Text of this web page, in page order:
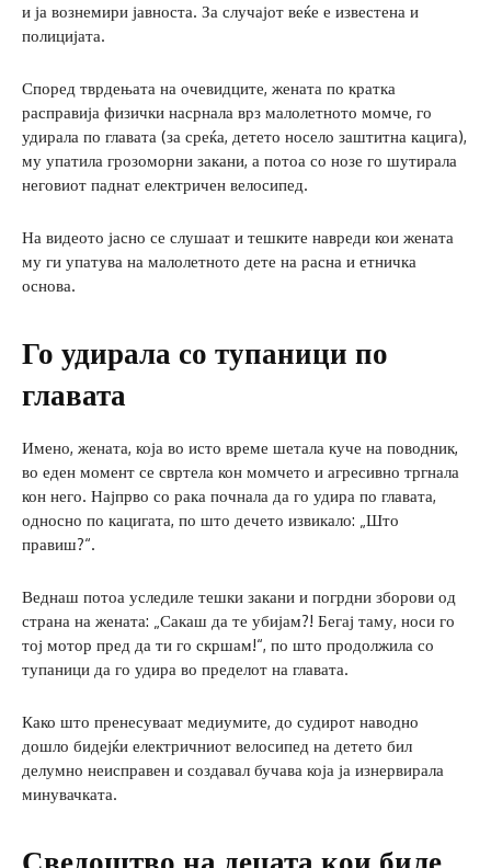
и ја вознемири јавноста. За случајот веќе е известена и
полицијата.
Според тврдењата на очевидците, жената по кратка
расправија физички насрнала врз малолетното момче, го
удирала по главата (за среќа, детето носело заштитна кацига),
му упатила грозоморни закани, а потоа со нозе го шутирала
неговиот паднат електричен велосипед.
На видеото јасно се слушаат и тешките навреди кои жената
му ги упатува на малолетното дете на расна и етничка
основа.
Го удирала со тупаници по
главата
Имено, жената, која во исто време шетала куче на поводник,
во еден момент се свртела кон момчето и агресивно тргнала
кон него. Најпрво со рака почнала да го удира по главата,
односно по кацигата, по што дечето извикало: „Што
правиш?“.
Веднаш потоа уследиле тешки закани и погрдни зборови од
страна на жената: „Сакаш да те убијам?! Бегај таму, носи го
тој мотор пред да ти го скршам!“, по што продолжила со
тупаници да го удира во пределот на главата.
Како што пренесуваат медиумите, до судирот наводно
дошло бидејќи електричниот велосипед на детето бил
делумно неисправен и создавал бучава која ја изнервирала
минувачката.